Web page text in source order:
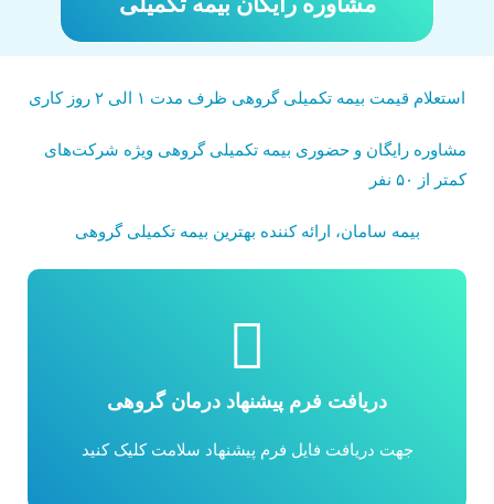
استعلام قیمت بیمه تکمیلی گروهی ظرف مدت ۱ الی ۲ روز کاری
مشاوره رایگان و حضوری بیمه تکمیلی گروهی ویژه شرکت‌های
کمتر از ۵۰ نفر
بیمه سامان، ارائه کننده بهترین بیمه تکمیلی گروهی
دریافت فرم پیشنهاد درمان گروهی
جهت دریافت فایل فرم پیشنهاد سلامت کلیک کنید